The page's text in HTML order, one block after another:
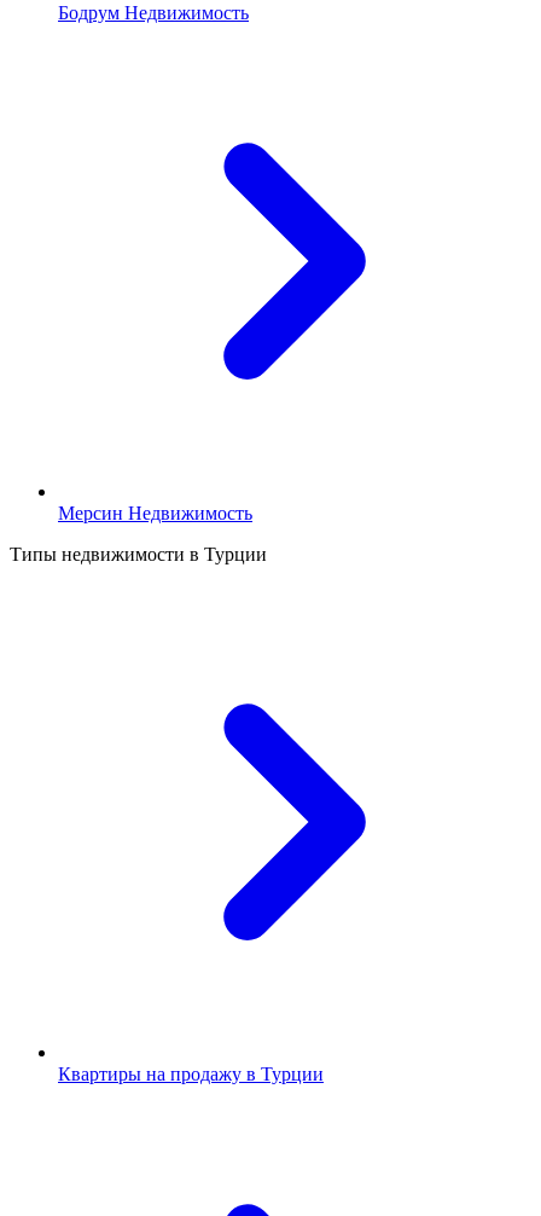
Бодрум Недвижимость
Мерсин Недвижимость
Типы недвижимости в Турции
Квартиры на продажу в Турции